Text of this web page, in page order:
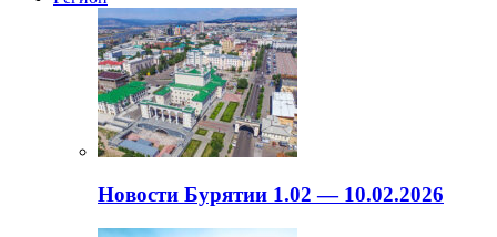
Новости Бурятии 1.02 — 10.02.2026